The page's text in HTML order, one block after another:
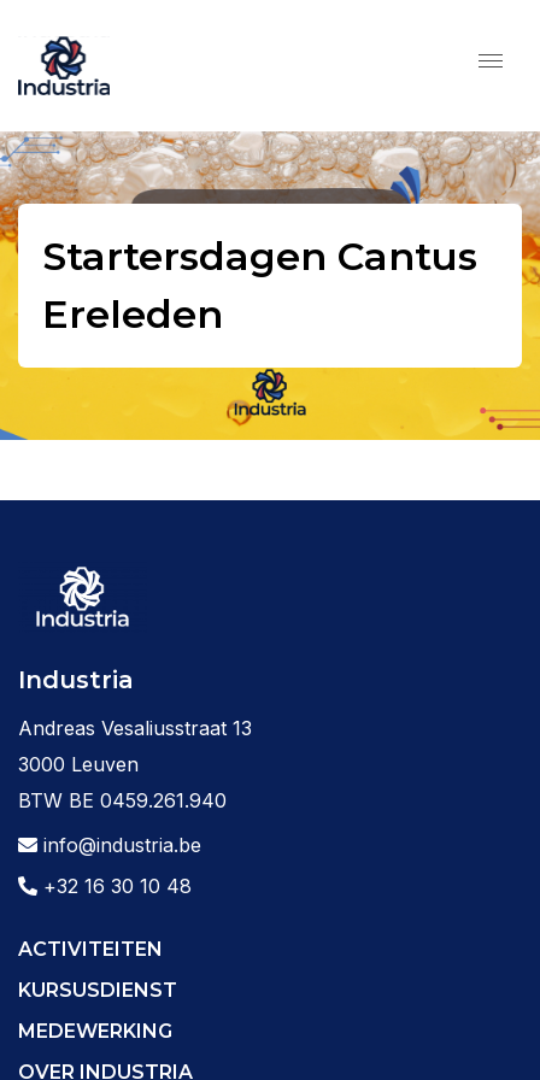
Startersdagen Cantus
Ereleden
Industria
Andreas Vesaliusstraat 13
3000 Leuven
BTW BE 0459.261.940
info@industria.be
+32 16 30 10 48
ACTIVITEITEN
KURSUSDIENST
MEDEWERKING
OVER INDUSTRIA